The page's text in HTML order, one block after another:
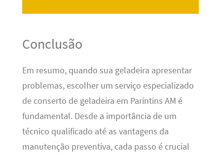
Conclusão
Em resumo, quando sua geladeira apresentar
problemas, escolher um serviço especializado
de conserto de geladeira em Parintins AM é
fundamental. Desde a importância de um
técnico qualificado até as vantagens da
manutenção preventiva, cada passo é crucial